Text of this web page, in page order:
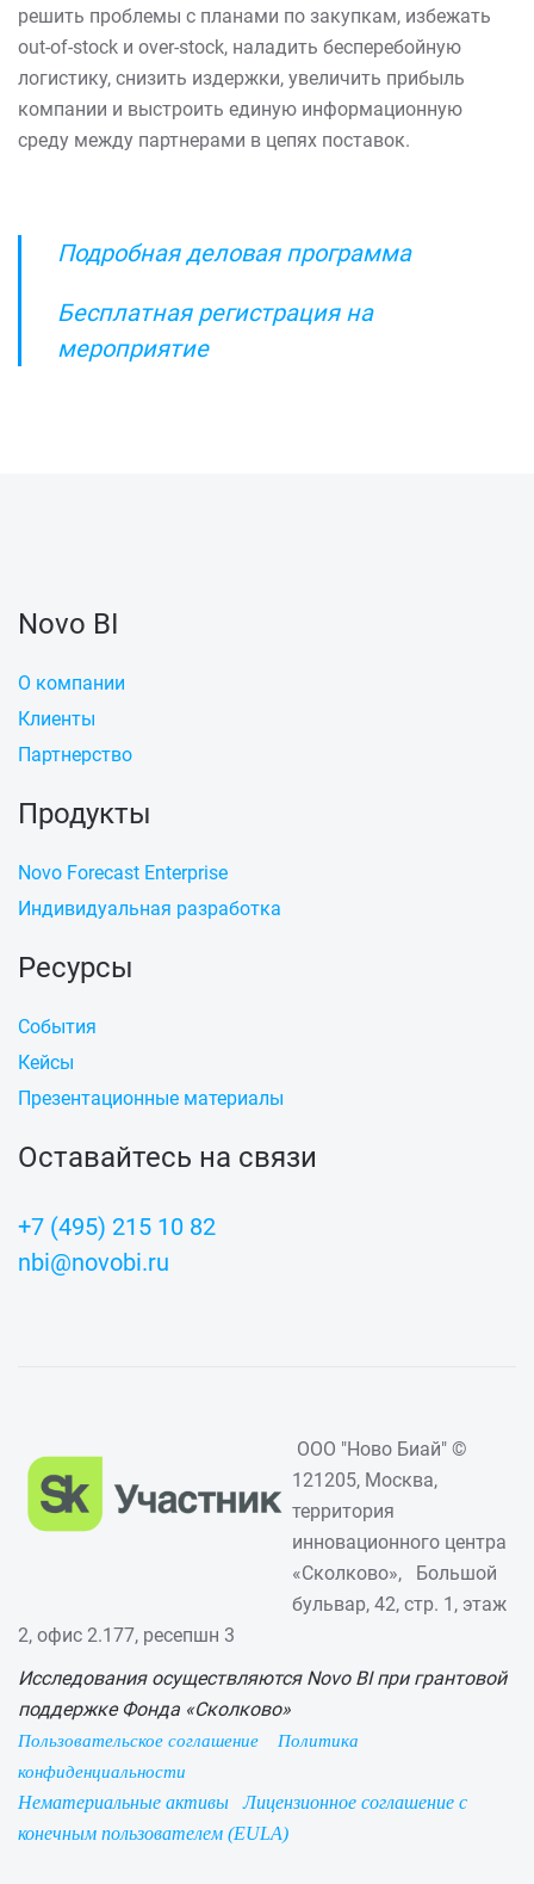
решить проблемы с планами по закупкам, избежать
out-of-stock и over-stock, наладить бесперебойную
логистику, снизить издержки, увеличить прибыль
компании и выстроить единую информационную
среду между партнерами в цепях поставок.
Подробная деловая программа
Бесплатная регистрация на
мероприятие
Novo BI
О компании
Клиенты
Партнерство
Продукты
Novo Forecast Enterprise
Индивидуальная разработка
Ресурсы
События
Кейсы
Презентационные материалы
Оставайтесь на связи
+7 (495) 215 10 82
nbi@novobi.ru
ООО "Ново Биай" ©
121205, Москва,
территория
инновационного центра
«Сколково», Большой
бульвар, 42, стр. 1, этаж
2, офис 2.177, ресепшн 3
Исследования осуществляются Novo BI при грантовой
поддержке Фонда «Сколково»
Пользовательское соглашение
Политика
конфиденциальности
Нематериальные активы
Лицензионное соглашение с
конечным пользователем (EULA)